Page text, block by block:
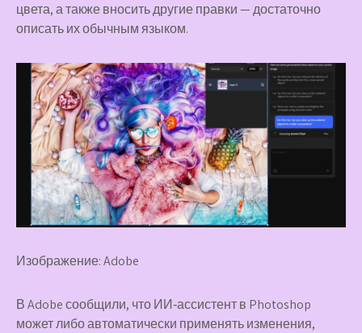
цвета, а также вносить другие правки — достаточно
описать их обычным языком.
Изображение: Adobe
В Adobe сообщили, что ИИ‑ассистент в Photoshop
может либо автоматически применять изменения,